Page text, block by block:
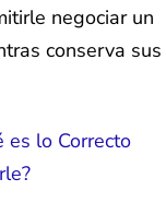
negociar un
conserva sus
es lo Correcto